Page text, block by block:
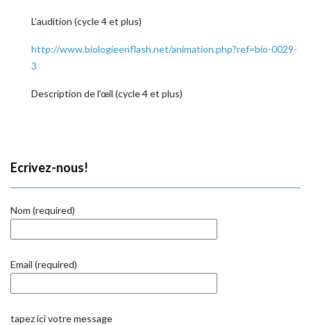
L’audition (cycle 4 et plus)
http://www.biologieenflash.net/animation.php?ref=bio-0029-
3
Description de l’œil (cycle 4 et plus)
Ecrivez-nous!
Nom (required)
Email (required)
tapez ici votre message